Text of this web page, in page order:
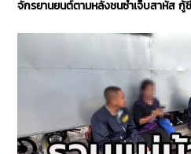
จักรยานยนต์ตามหลังชนซ้ำเจ็บสาหัส กู้